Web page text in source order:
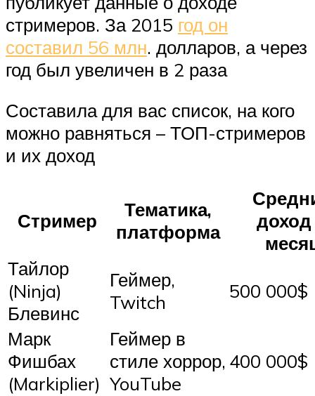
стримеров. За 2015 год он
составил 56 млн. долларов, а через
год был увеличен в 2 раза
Составила для вас список, на кого
можно равняться – ТОП-стримеров
и их доход
Стример
Тематика,
платформа
Тайлор
(Ninja)
Блевинс
Геймер,
Twitch
500 000$
Марк
Фишбах
(Markiplier)
Геймер в
стиле хоррор,
YouTube
400 000$